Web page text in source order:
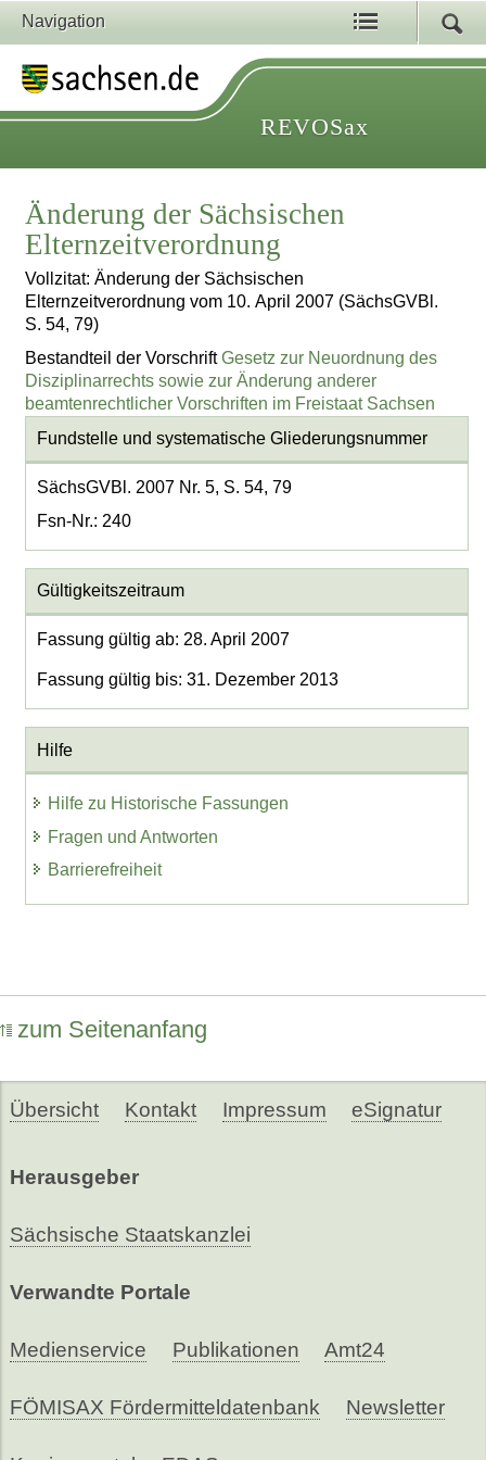
Navigation
REVOSax
Änderung der Sächsischen
Elternzeitverordnung
Vollzitat: Änderung der Sächsischen
Elternzeitverordnung vom 10. April 2007 (SächsGVBl.
S. 54, 79)
Bestandteil der VorschriftGesetz zur Neuordnung des
Disziplinarrechts sowie zur Änderung anderer
beamtenrechtlicher Vorschriften im Freistaat Sachsen
Fundstelle und systematische Gliederungsnummer
SächsGVBl. 2007 Nr. 5, S. 54, 79
Fsn-Nr.: 240
Gültigkeitszeitraum
Fassung gültig ab: 28. April 2007
Fassung gültig bis: 31. Dezember 2013
Hilfe
Hilfe zu Historische Fassungen
Fragen und Antworten
Barrierefreiheit
zum Seitenanfang
Übersicht Kontakt Impressum eSignatur
Herausgeber
Sächsische Staatskanzlei
Verwandte Portale
Medienservice Publikationen Amt24
FÖMISAX Fördermitteldatenbank Newsletter